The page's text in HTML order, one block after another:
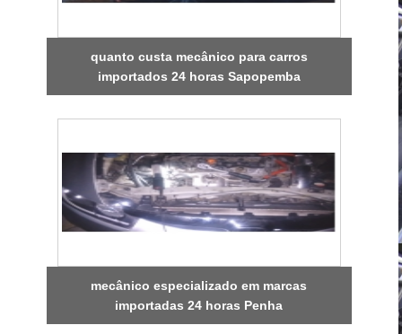
quanto custa mecânico para carros
importados 24 horas Sapopemba
mecânico especializado em marcas
importadas 24 horas Penha